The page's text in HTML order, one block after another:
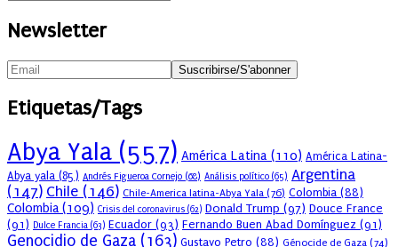
Newsletter
Etiquetas/Tags
Abya Yala (557) América Latina (110) América Latina-
Abya yala (85) Andrés Figueroa Cornejo (68) Análisis político (65) Argentina
(147) Chile (146) Chile-America latina-Abya Yala (76) Colombia (88)
Colombia(109) Crisis del coronavirus (62) Donald Trump (97) Douce France
(91) Dulce Francia (63) Ecuador (93) Fernando Buen Abad Domínguez (91)
Genocidio de Gaza (163) Gustavo Petro (88) Génocide de Gaza (74)